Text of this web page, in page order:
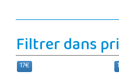
Filtrer dans
17€